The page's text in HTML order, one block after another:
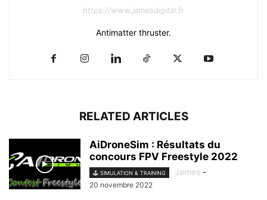
https://www.jamesdigital.fr
Antimatter thruster.
RELATED ARTICLES
AiDroneSim : Résultats du
concours FPV Freestyle 2022
🕹️ SIMULATION & TRAINING James -
20 novembre 2022